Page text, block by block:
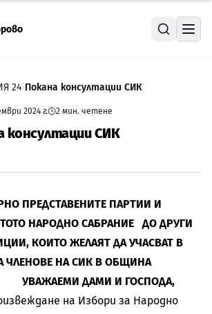
24›Покана консултации СИК
2024 г. 2 мин. четене
консултации СИК
ПРЕДСТАВЕНИТЕ ПАРТИИ И
НАРОДНО САБРАНИЕ ДО ДРУГИ
КОИТО ЖЕЛАЯТ ДА УЧАСВАТ В
ЧЛЕНОВЕ НА СИК В ОБЩИНА
ДАМИ И ГОСПОДА,
на Избори за Народно